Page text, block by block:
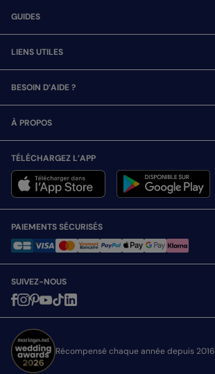
GUIDES
LIENS UTILES
BESOIN D’AIDE ?
À PROPOS
TÉLÉCHARGEZ L’APP
PAIEMENTS SÉCURISÉS
SUIVEZ-NOUS
Récompensé chaque année depuis 2016